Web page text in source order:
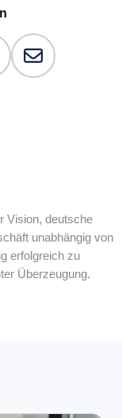
Vision, deutsche
unabhängig von
erfolgreich zu
Überzeugung.